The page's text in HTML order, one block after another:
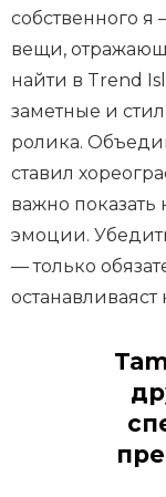
собственного
вещи,
найти в Trend
заметные и
ролика.
ставил
важно показать
эмоции.
— только
останавливаяст